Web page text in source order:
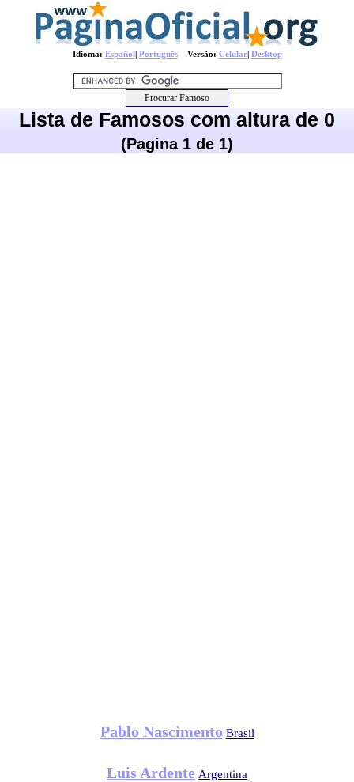
Idioma: Español| PortuguêsVersão: Celular| Desktop
Lista de Famosos com altura de 0
(Pagina 1 de 1)
Pablo Nascimento Brasil
Luis Ardente Argentina